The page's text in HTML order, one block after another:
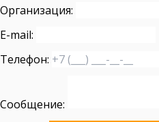
Организация:
E-mail:
Телефон:
Сообщение: